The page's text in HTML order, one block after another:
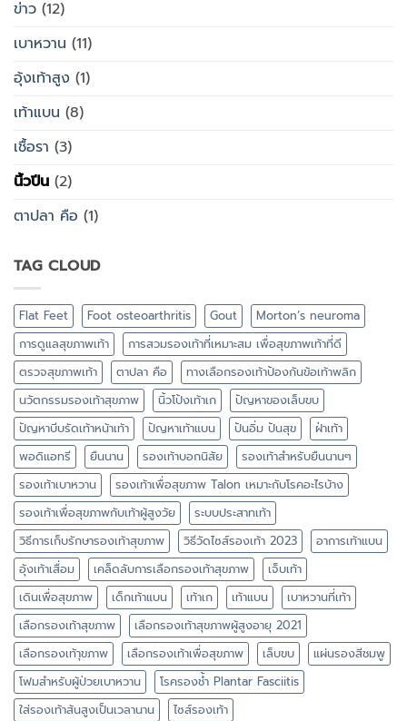
ข่าว (12)
เบาหวาน (11)
อุ้งเท้าสูง (1)
เท้าแบน (8)
เชื้อรา (3)
นิ้วปีน (2)
ตาปลา คือ (1)
TAG CLOUD
Flat Feet Foot osteoarthritis Gout
Morton’s neuroma
การดูแลสุขภาพเท้า
การสวมรองเท้าที่เหมาะสม เพื่อสุขภาพเท้าที่ดี
ตรวจสุขภาพเท้า
ตาปลา คือ
ทางเลือกรองเท้าป้องกันข้อเท้าพลิก
นวัตกรรมรองเท้าสุขภาพ
นิ้วโป้งเท้าเก
ปัญหาของเล็บขบ
ปัญหาบีบรัดเท้าหน้าเท้า
ปัญหาเท้าแบน ปันอิ่ม ปันสุข
ฝ่าเท้า
พอดิแอทรี
ยืนนาน รองเท้าบอกนิสัย
รองเท้าสำหรับยืนนานๆ
รองเท้าเบาหวาน
รองเท้าเพื่อสุขภาพ Talon เหมาะกับโรคอะไรบ้าง
รองเท้าเพื่อสุขภาพกับเท้าผู้สูงวัย
ระบบประสาทเท้า
วิธีการเก็บรักษารองเท้าสุขภาพ
วิธีวัดไซส์รองเท้า 2023
อาการเท้าแบน
อุ้งเท้าเสื่อม
เคล็ดลับการเลือกรองเท้าสุขภาพ
เจ็บเท้า
เดินเพื่อสุขภาพ
เด็กเท้าแบน เท้าเก เท้าแบน
เบาหวานที่เท้า
เลือกรองเท้าสุขภาพ
เลือกรองเท้าสุขภาพผู้สูงอายุ 2021
เลือกรองเท้าุขภาพ
เลือกรองเท้าเพื่อสุขภาพ เล็บขบ
แผ่นรองสีชมพู
โฟมสำหรับผู้ป่วยเบาหวาน
โรครองช้ำ Plantar Fasciitis
ใส่รองเท้าส้นสูงเป็นเวลานาน
ไซส์รองเท้า